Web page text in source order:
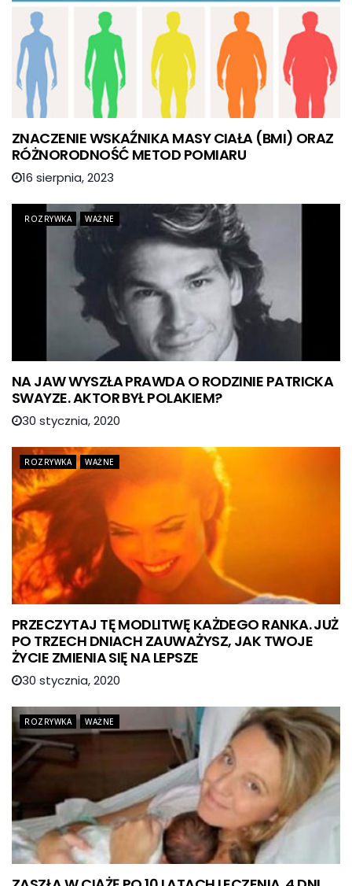
ZNACZENIE WSKAŹNIKA MASY CIAŁA (BMI) ORAZ
RÓŻNORODNOŚĆ METOD POMIARU
16 sierpnia, 2023
ROZRYWKA WAŻNE
NA JAW WYSZŁA PRAWDA O RODZINIE PATRICKA
SWAYZE. AKTOR BYŁ POLAKIEM?
30 stycznia, 2020
ROZRYWKA WAŻNE
PRZECZYTAJ TĘ MODLITWĘ KAŻDEGO RANKA. JUŻ
PO TRZECH DNIACH ZAUWAŻYSZ, JAK TWOJE
ŻYCIE ZMIENIA SIĘ NA LEPSZE
30 stycznia, 2020
ROZRYWKA WAŻNE